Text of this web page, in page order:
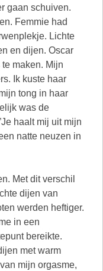
gaan schuiven.
Femmie had
Lichte
en dijen. Oscar
maken. Mijn
Ik kuste haar
tong in haar
was de
haalt mij uit mijn
natte neuzen in
Met dit verschil
dijen van
werden heftiger.
in een
bereikte.
met warm
mijn orgasme,